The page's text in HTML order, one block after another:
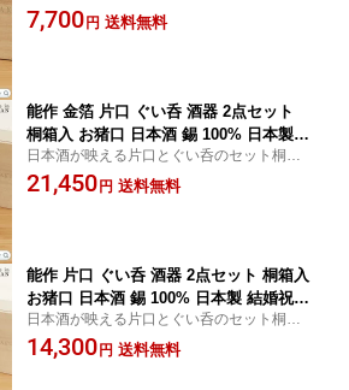
父の日 還暦祝い 古希 喜寿 米寿 お祝い
最適
7,700 円 送料無料
能作 金箔 片口 ぐい呑 酒器 2点セット
桐箱入 お猪口 日本酒 錫 100% 日本製
結婚祝い 高岡銅器 結婚 出産 内祝い 引
き出物 金婚式 誕生日 父の日 還暦祝い
日本酒が映える片口とぐい呑のセット桐箱
入でギフトにもおすすめ
21,450 円 送料無料
能作 片口 ぐい呑 酒器 2点セット 桐箱入
お猪口 日本酒 錫 100% 日本製 結婚祝い
高岡銅器 結婚 出産 内祝い 引き出物 金
婚式 誕生日 父の日 還暦祝い 古希 喜寿
日本酒が映える片口とぐい呑のセット桐箱
入でギフトにもおすすめ
14,300 円 送料無料